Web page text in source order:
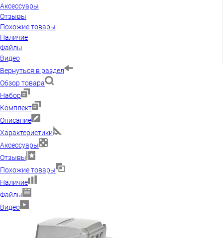
Аксессуары
Отзывы
Похожие товары
Наличие
Файлы
Видео
Вернуться в раздел
Обзор товара
Набор
Комплект
Описание
Характеристики
Аксессуары
Отзывы
Похожие товары
Наличие
Файлы
Видео